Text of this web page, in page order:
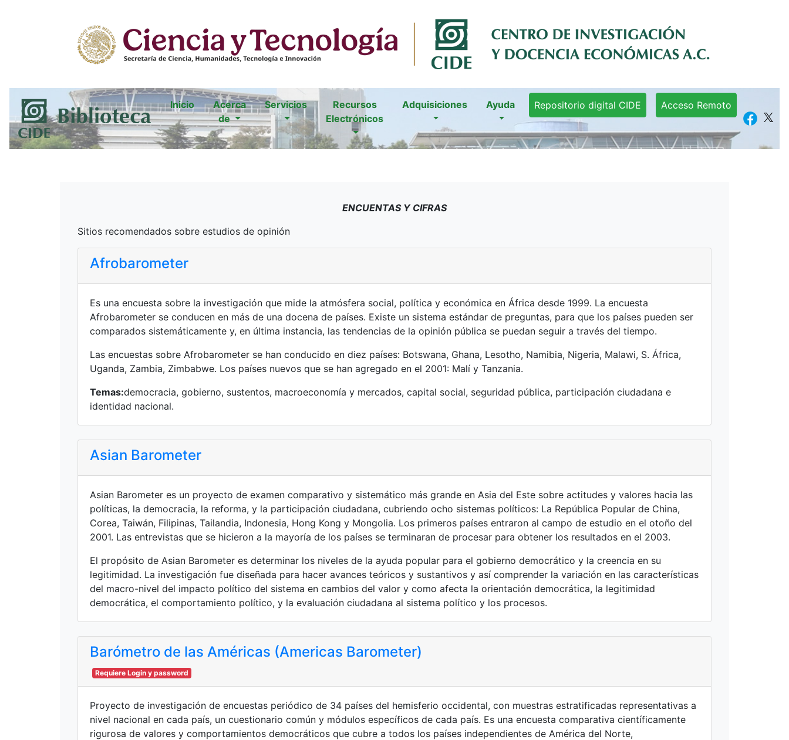
Inicio
Acerca
de
Servicios
Recursos
Electrónicos
Adquisiciones Ayuda Repositorio digital CIDE Acceso Remoto
ENCUENTAS Y CIFRAS
Sitios recomendados sobre estudios de opinión
Afrobarometer
Es una encuesta sobre la investigación que mide la atmósfera social, política y económica en África desde 1999. La encuesta
Afrobarometer se conducen en más de una docena de países. Existe un sistema estándar de preguntas, para que los países pueden ser
comparados sistemáticamente y, en última instancia, las tendencias de la opinión pública se puedan seguir a través del tiempo.
Las encuestas sobre Afrobarometer se han conducido en diez países: Botswana, Ghana, Lesotho, Namibia, Nigeria, Malawi, S. África,
Uganda, Zambia, Zimbabwe. Los países nuevos que se han agregado en el 2001: Malí y Tanzania.
Temas:democracia, gobierno, sustentos, macroeconomía y mercados, capital social, seguridad pública, participación ciudadana e
identidad nacional.
Asian Barometer
Asian Barometer es un proyecto de examen comparativo y sistemático más grande en Asia del Este sobre actitudes y valores hacia las
políticas, la democracia, la reforma, y la participación ciudadana, cubriendo ocho sistemas políticos: La República Popular de China,
Corea, Taiwán, Filipinas, Tailandia, Indonesia, Hong Kong y Mongolia. Los primeros países entraron al campo de estudio en el otoño del
2001. Las entrevistas que se hicieron a la mayoría de los países se terminaran de procesar para obtener los resultados en el 2003.
El propósito de Asian Barometer es determinar los niveles de la ayuda popular para el gobierno democrático y la creencia en su
legitimidad. La investigación fue diseñada para hacer avances teóricos y sustantivos y así comprender la variación en las características
del macro-nivel del impacto político del sistema en cambios del valor y como afecta la orientación democrática, la legitimidad
democrática, el comportamiento político, y la evaluación ciudadana al sistema político y los procesos.
Barómetro de las Américas (Americas Barometer)
Requiere Login y password
Proyecto de investigación de encuestas periódico de 34 países del hemisferio occidental, con muestras estratificadas representativas a
nivel nacional en cada país, un cuestionario común y módulos específicos de cada país. Es una encuesta comparativa científicamente
rigurosa de valores y comportamientos democráticos que cubre a todos los países independientes de América del Norte,